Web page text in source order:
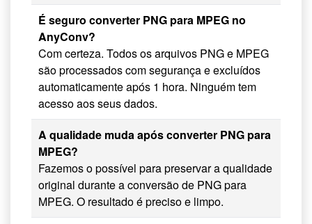
É seguro converter PNG para MPEG no
AnyConv?
Com certeza. Todos os arquivos PNG e MPEG
são processados com segurança e excluídos
automaticamente após 1 hora. Ninguém tem
acesso aos seus dados.
A qualidade muda após converter PNG para
MPEG?
Fazemos o possível para preservar a qualidade
original durante a conversão de PNG para
MPEG. O resultado é preciso e limpo.